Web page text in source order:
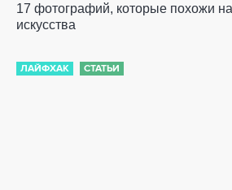
17 фотографий, которые похожи
искусства
ЛАЙФХАК СТАТЬИ